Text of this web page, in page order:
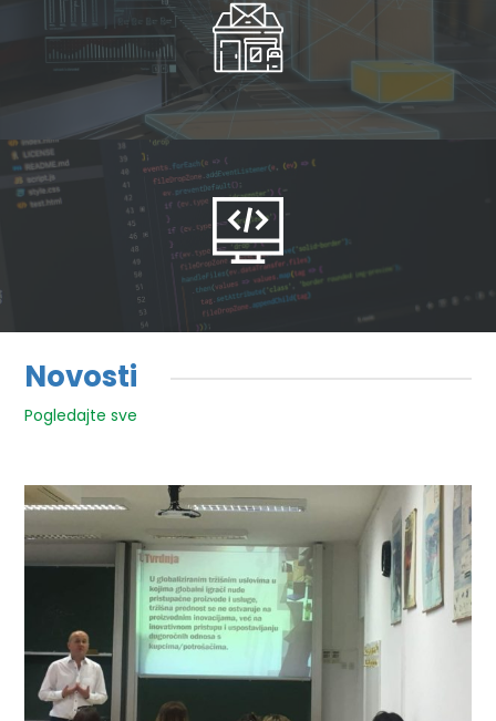
Novosti
Pogledajte sve